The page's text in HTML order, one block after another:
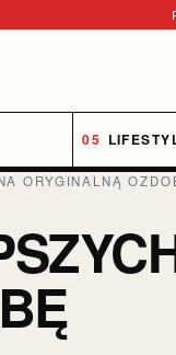
ORYGINALNĄ